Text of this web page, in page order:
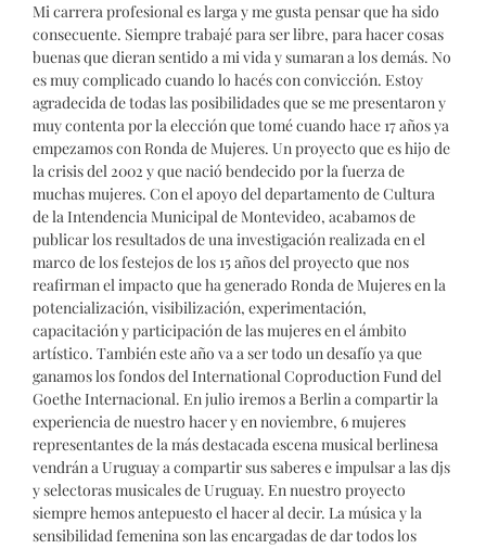
Mi carrera profesional es larga y me gusta pensar que ha sido
consecuente. Siempre trabajé para ser libre, para hacer cosas
buenas que dieran sentido a mi vida y sumaran a los demás. No
es muy complicado cuando lo hacés con convicción. Estoy
agradecida de todas las posibilidades que se me presentaron y
muy contenta por la elección que tomé cuando hace 17 años ya
empezamos con Ronda de Mujeres. Un proyecto que es hijo de
la crisis del 2002 y que nació bendecido por la fuerza de
muchas mujeres. Con el apoyo del departamento de Cultura
de la Intendencia Municipal de Montevideo, acabamos de
publicar los resultados de una investigación realizada en el
marco de los festejos de los 15 años del proyecto que nos
reafirman el impacto que ha generado Ronda de Mujeres en la
potencialización, visibilización, experimentación,
capacitación y participación de las mujeres en el ámbito
artístico. También este año va a ser todo un desafío ya que
ganamos los fondos del International Coproduction Fund del
Goethe Internacional. En julio iremos a Berlin a compartir la
experiencia de nuestro hacer y en noviembre, 6 mujeres
representantes de la más destacada escena musical berlinesa
vendrán a Uruguay a compartir sus saberes e impulsar a las djs
y selectoras musicales de Uruguay. En nuestro proyecto
siempre hemos antepuesto el hacer al decir. La música y la
sensibilidad femenina son las encargadas de dar todos los